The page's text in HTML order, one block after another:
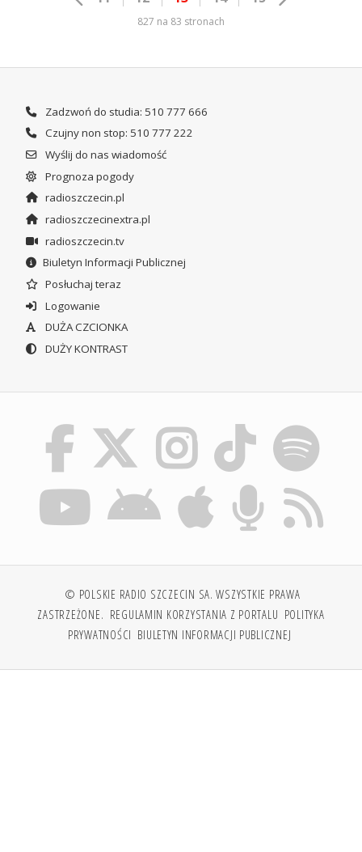
827 na 83 stronach
Zadzwoń do studia: 510 777 666
Czujny non stop: 510 777 222
Wyślij do nas wiadomość
Prognoza pogody
radioszczecin.pl
radioszczecinextra.pl
radioszczecin.tv
Biuletyn Informacji Publicznej
Posłuchaj teraz
Logowanie
DUŻA CZCIONKA
DUŻY KONTRAST
© POLSKIE RADIO SZCZECIN SA. WSZYSTKIE PRAWA
ZASTRZEŻONE. REGULAMIN KORZYSTANIA Z PORTALU POLITYKA
PRYWATNOŚCI BIULETYN INFORMACJI PUBLICZNEJ